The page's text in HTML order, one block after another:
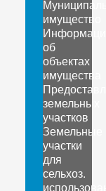
имущество
об
объектах
имущества
земельных
участков
Земельные
участки
для
сельхоз.